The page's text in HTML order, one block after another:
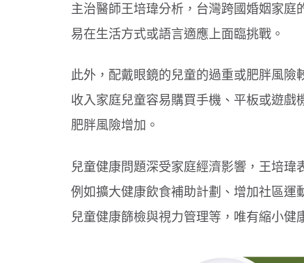
主治醫師王培瑋分析，台灣跨國婚姻家
易在生活方式或語言適應上面臨挑戰。
此外，配戴眼鏡的兒童的過重或肥胖風
收入家庭兒童容易購買手機、平板或遊戲
肥胖風險增加。
兒童健康問題深受家庭經濟影響，王培瑋
例如擴大健康飲食補助計劃、增加社區運
兒童健康篩檢與視力管理等，唯有縮小健